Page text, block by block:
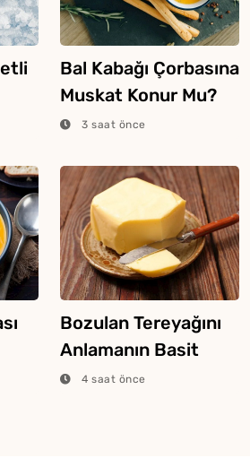
Bal Kabağı Çorbasına
Muskat Konur Mu?
3 saat önce
Bozulan Tereyağını
Anlamanın Basit
Yolları
4 saat önce